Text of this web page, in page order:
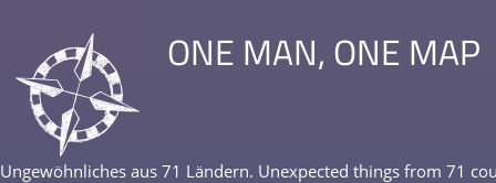
Inhalt
springen
ONE MAN, ONE MAP
Ungewöhnliches aus 71 Ländern. Unexpected things from 71